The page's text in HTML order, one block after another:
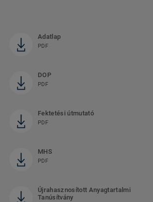
Adatlap
PDF
DOP
PDF
Fektetési útmutató
PDF
MHS
PDF
Újrahasznosított Anyagtartalmi
Tanúsítvány